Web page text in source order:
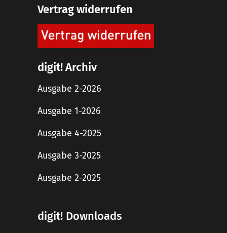
Vertrag widerrufen
digit! Archiv
Ausgabe 2-2026
Ausgabe 1-2026
Ausgabe 4-2025
Ausgabe 3-2025
Ausgabe 2-2025
digit! Downloads